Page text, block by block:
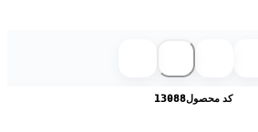
کد محصول13088